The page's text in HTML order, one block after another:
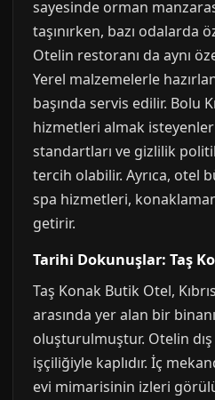
sayesinde orman
taşınırken, bazı odalarda
Otelin restoranı da aynı
Yerel malzemelerle
başında servis edilir. Bolu
hizmetleri almak
standartları ve gizlilik
tercih olabilir. Ayrıca, otel
spa hizmetleri,
getirir.
Tarihi Dokunuşlar: Taş
Taş Konak Butik Otel,
arasında yer alan bir
oluşturulmuştur. Otelin
işçiliğiyle kaplıdır. İç
evi mimarisinin izleri